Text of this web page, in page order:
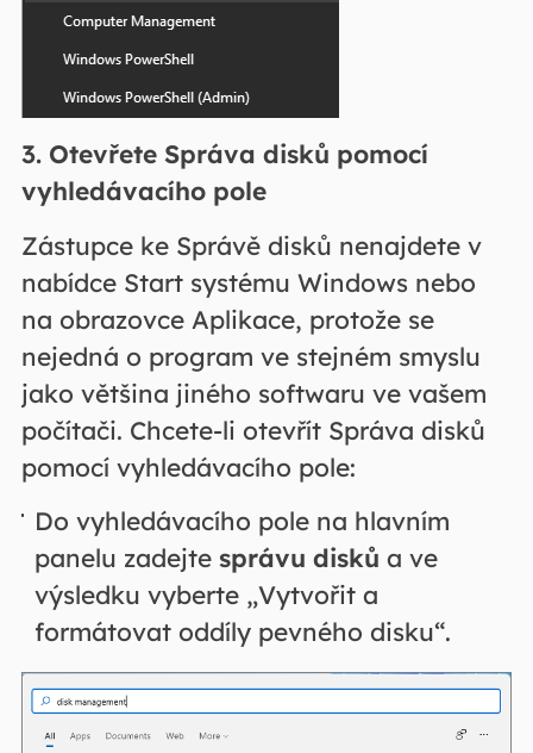
3. Otevřete Správa disků pomocí
vyhledávacího pole
Zástupce ke Správě disků nenajdete v
nabídce Start systému Windows nebo
na obrazovce Aplikace, protože se
nejedná o program ve stejném smyslu
jako většina jiného softwaru ve vašem
počítači. Chcete-li otevřít Správa disků
pomocí vyhledávacího pole:
Do vyhledávacího pole na hlavním
panelu zadejtesprávu disků a ve
výsledku vyberte „Vytvořit a
formátovat oddíly pevného disku“.